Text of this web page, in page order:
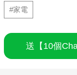
#家電
送【10個